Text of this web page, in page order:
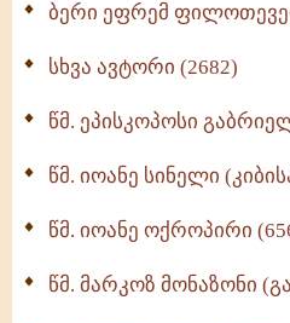
სულიერი ცხოვრების
ნაწილი II (369)
ბერი ეფრემ
სხვა ავტორი (2682)
წმ. ეპისკოპოსი
წმ. იოანე სინელი
წმ. იოანე ოქროპირი
წმ. მარკოზ მონაზონი